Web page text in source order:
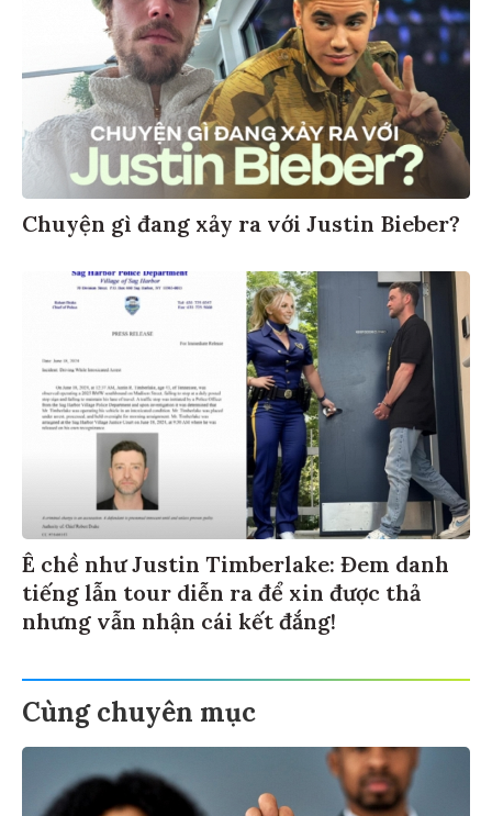
Chuyện gì đang xảy ra với Justin Bieber?
Ê chề như Justin Timberlake: Đem danh
tiếng lẫn tour diễn ra để xin được thả
nhưng vẫn nhận cái kết đắng!
Cùng chuyên mục